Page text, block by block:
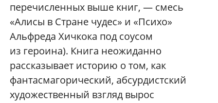
перечисленных выше книг, — смесь
«Алисы в Стране чудес» и «Психо»
Альфреда Хичкока под соусом
из героина). Книга неожиданно
рассказывает историю о том, как
фантасмагорический, абсурдистский
художественный взгляд вырос